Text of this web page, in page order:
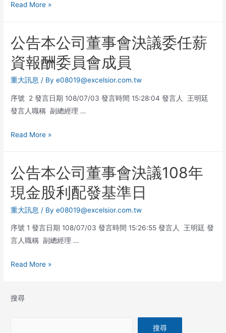
Read More »
公告本公司董事會決議委任薪
資報酬委員會成員
重大訊息 / Bye08019@excelsior.com.tw
序號 2 發言日期 108/07/03 發言時間 15:28:04 發言人 王明廷
發言人職稱 副總經理 …
Read More »
公告本公司董事會決議108年
現金股利配發基準日
重大訊息 / Bye08019@excelsior.com.tw
序號 1 發言日期 108/07/03 發言時間 15:26:55 發言人 王明廷 發
言人職稱 副總經理 …
Read More »
搜尋
搜尋